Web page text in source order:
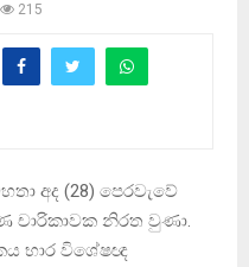
215
අද (28) පෙරවැවේ
චාරිකාවක නිරත වුණා.
භාර විශේෂඥ